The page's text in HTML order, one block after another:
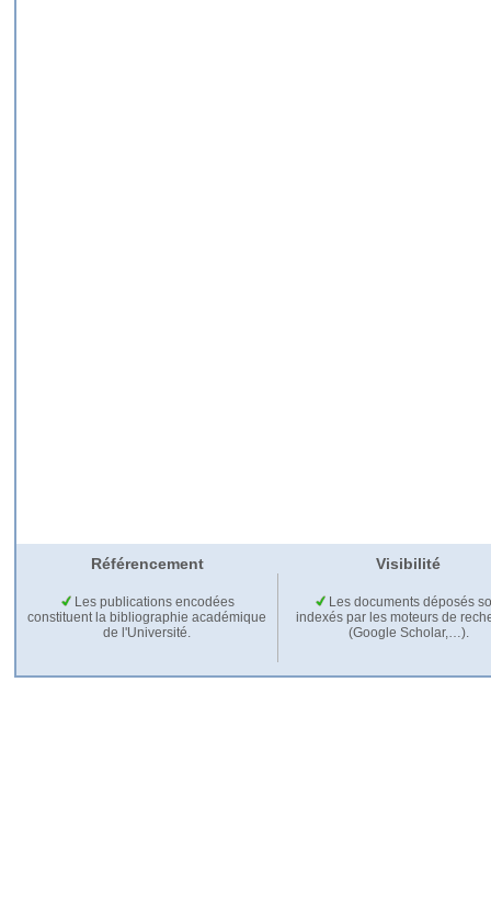
Référencement Visibilité
Les publications encodées
constituent la bibliographie académique
de l'Université.
Les documents déposés
indexés par les moteurs de
(Google Scholar,…).